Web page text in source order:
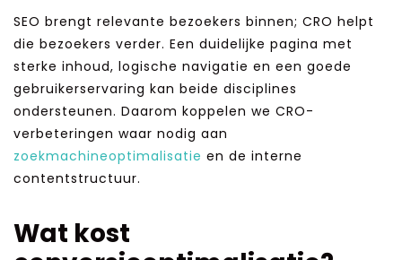
SEO brengt relevante bezoekers binnen; CRO helpt
die bezoekers verder. Een duidelijke pagina met
sterke inhoud, logische navigatie en een goede
gebruikerservaring kan beide disciplines
ondersteunen. Daarom koppelen we CRO-
verbeteringen waar nodig aan
zoekmachineoptimalisatie en de interne
contentstructuur.
Wat kost